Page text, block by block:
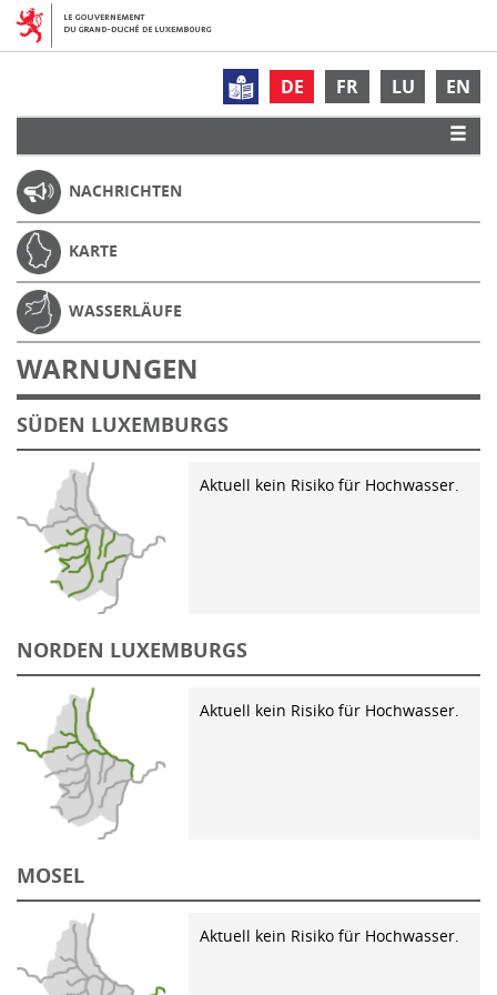
DE FR LU EN
NACHRICHTEN
KARTE
WASSERLÄUFE
WARNUNGEN
SÜDEN LUXEMBURGS
Aktuell kein Risiko für Hochwasser.
NORDEN LUXEMBURGS
Aktuell kein Risiko für Hochwasser.
MOSEL
Aktuell kein Risiko für Hochwasser.